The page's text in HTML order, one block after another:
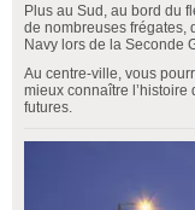
Plus au Sud, au bord du
de nombreuses frégates,
Navy lors de la Seconde
Au centre-ville, vous
mieux connaître
futures.